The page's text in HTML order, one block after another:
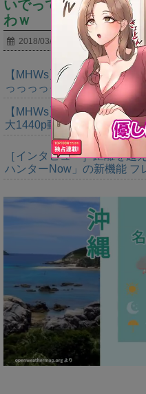
いでって言われたこ
わｗ
2018/03/03
【MHWs】ゴールドエディ
っっっっっっすwwwww
【MHWs】「Switch2版モ
大1440p動作」
［インタビュー］距離を超
ハンターNow」の新機能 フ